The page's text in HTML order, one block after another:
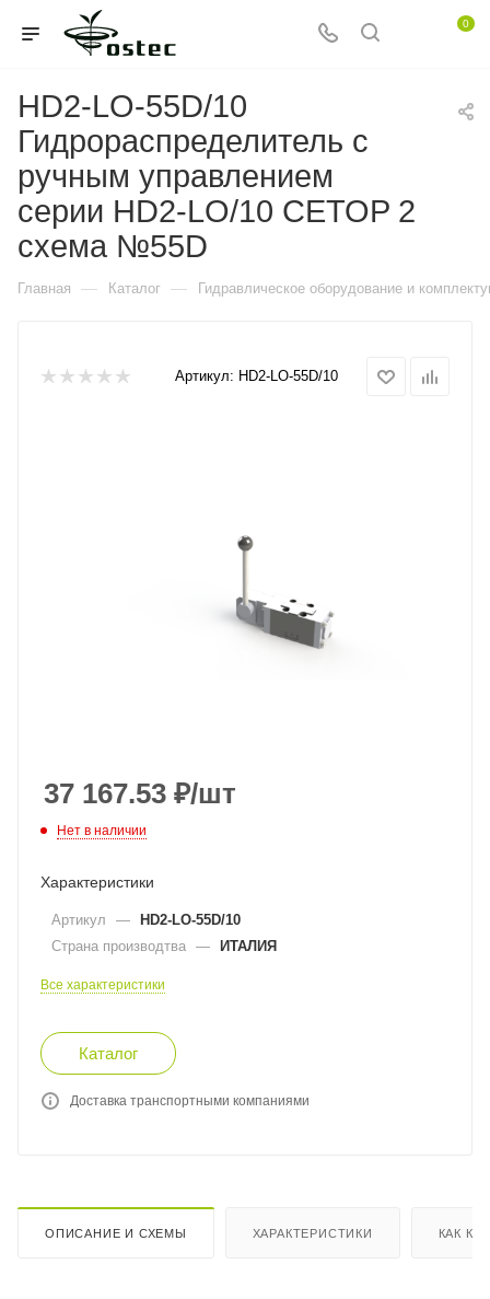
0
HD2-LO-55D/10
Гидрораспределитель с
ручным управлением
серии HD2-LO/10 CETOP 2
схема №55D
Главная — Каталог — Гидравлическое оборудование и
Артикул: HD2-LO-55D/10
37 167.53 ₽/шт
Нет в наличии
Характеристики
Артикул — HD2-LO-55D/10
Страна производтва — ИТАЛИЯ
Все характеристики
Каталог
Доставка транспортными компаниями
ОПИСАНИЕ И СХЕМЫ ХАРАКТЕРИСТИКИ КАК